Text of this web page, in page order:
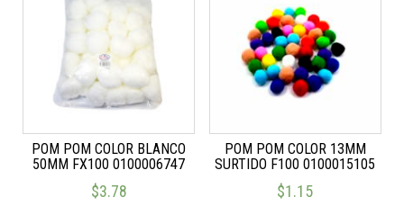
POM POM COLOR BLANCO
50MM FX100 0100006747
$3.78
POM POM COLOR 13MM
SURTIDO F100 0100015105
$1.15